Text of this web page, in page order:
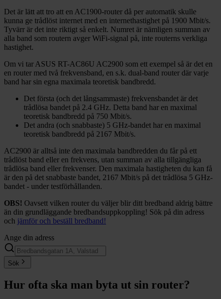
Det är lätt att tro att en AC1900-router då per automatik skulle
kunna ge trådlöst internet med en internethastighet på 1900 Mbit/s.
Tyvärr är det inte riktigt så enkelt. Numret är nämligen summan av
alla band som routern avger WiFi-signal på, inte routerns verkliga
hastighet.
Om vi tar ASUS RT-AC86U AC2900 som ett exempel så är det en
en router med två frekvensband, en s.k. dual-band router där varje
band har sin egna maximala teoretisk bandbredd.
Det första (och det långsammaste) frekvensbandet är det
trådlösa bandet på 2.4 GHz. Detta band har en maximal
teoretisk bandbredd på 750 Mbit/s.
Det andra (och snabbaste) 5 GHz-bandet har en maximal
teoretisk bandbredd på 2167 Mbit/s.
AC2900 är alltså inte den maximala bandbredden du får på ett
trådlöst band eller en frekvens, utan summan av alla tillgängliga
trådlösa band eller frekvenser. Den maximala hastigheten du kan få
är den på det snabbaste bandet, 2167 Mbit/s på det trådlösa 5 GHz-
bandet - under testförhållanden.
OBS! Oavsett vilken router du väljer blir ditt bredband aldrig bättre
än din grundläggande bredbandsuppkoppling! Sök på din adress
och jämför och beställ bredband!
Ange din adress
Sök
Hur ofta ska man byta ut sin router?